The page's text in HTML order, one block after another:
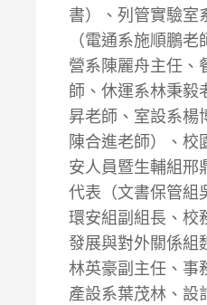
書）、列管實驗室
（電通系施順鵬
營系陳麗舟主任、
師、休運系林秉毅
昇老師、室設系楊
陳合進老師）、校
安人員暨生輔組邢
代表（文書保管組
環安組副組長、校
發展與對外關係組
林英豪副主任、事
產設系葉茂林、設